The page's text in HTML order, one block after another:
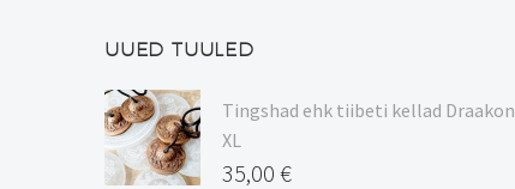
UUED TUULED
Tingshad ehk tiibeti kellad Draakon
XL
35,00 €